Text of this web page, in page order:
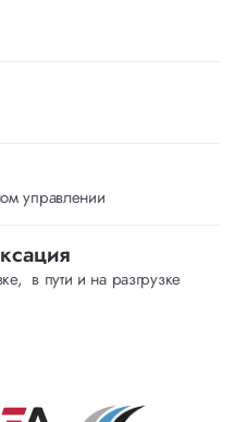
управлении
в пути и на разгрузке